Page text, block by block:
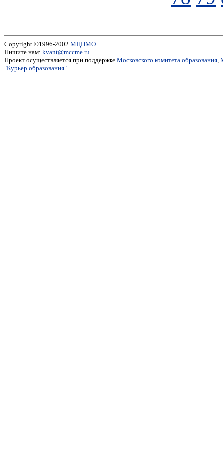
Copyright ©1996-2002 МЦНМО
Пишите нам: kvant@mccme.ru
Проект осуществляется при поддержке Московского комитета образования,
"Курьер образования"